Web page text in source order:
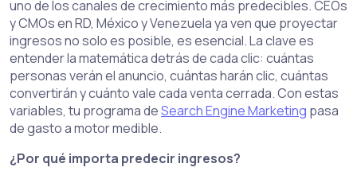
uno de los canales de crecimiento más predecibles. CEOs
y CMOs en RD, México y Venezuela ya ven que proyectar
ingresos no solo es posible, es esencial. La clave es
entender la matemática detrás de cada clic: cuántas
personas verán el anuncio, cuántas harán clic, cuántas
convertirán y cuánto vale cada venta cerrada. Con estas
variables, tu programa deSearch Engine Marketing pasa
de gasto a motor medible.
¿Por qué importa predecir ingresos?